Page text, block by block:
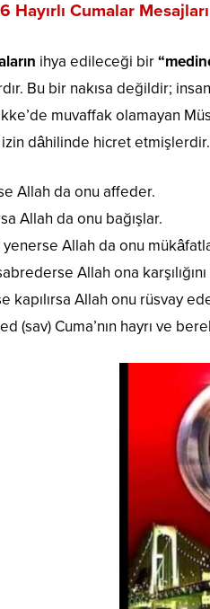
Hayırlı Cumalar Mesajları
ihya edileceği bir
Bu bir nakısa değildir;
muvaffak olamayan
dâhilinde hicret
Allah da onu affeder.
Allah da onu bağışlar.
Allah da onu
Allah ona
kapılırsa Allah onu rüsvay
(sav) Cuma’nın hayrı ve